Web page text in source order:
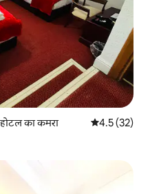
का कमरा औसत रेटिंग 5
4.5 (32)